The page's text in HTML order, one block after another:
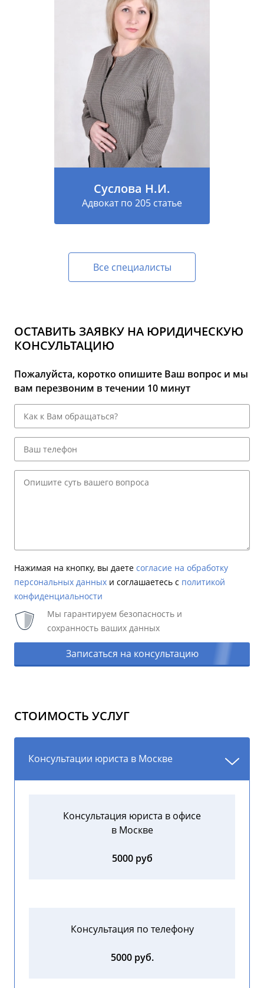
Суслова Н.И.
Адвокат по 205 статье
Все специалисты
ОСТАВИТЬ ЗАЯВКУ НА ЮРИДИЧЕСКУЮ
КОНСУЛЬТАЦИЮ
Пожалуйста, коротко опишите Ваш вопрос и мы
вам перезвоним в течении 10 минут
Нажимая на кнопку, вы даете согласие на обработку
персональных данных и соглашаетесь c политикой
конфиденциальности
Мы гарантируем безопасность и
сохранность ваших данных
Записаться на консультацию
СТОИМОСТЬ УСЛУГ
Консультации юриста в Москве
Консультация юриста в офисе
в Москве
5000 руб
Консультация по телефону
5000 руб.